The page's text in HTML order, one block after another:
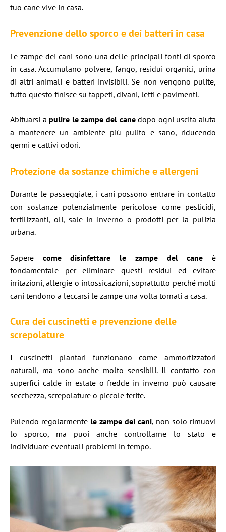
tuo cane vive in casa.
Prevenzione dello sporco e dei batteri in casa
Le zampe dei cani sono una delle principali fonti di sporco
in casa. Accumulano polvere, fango, residui organici, urina
di altri animali e batteri invisibili. Se non vengono pulite,
tutto questo finisce su tappeti, divani, letti e pavimenti.
Abituarsi apulire le zampe del canedopo ogni uscita aiuta
a mantenere un ambiente più pulito e sano, riducendo
germi e cattivi odori.
Protezione da sostanze chimiche e allergeni
Durante le passeggiate, i cani possono entrare in contatto
con sostanze potenzialmente pericolose come pesticidi,
fertilizzanti, oli, sale in inverno o prodotti per la pulizia
urbana.
Sapere come disinfettare le zampe del cane è
fondamentale per eliminare questi residui ed evitare
irritazioni, allergie o intossicazioni, soprattutto perché molti
cani tendono a leccarsi le zampe una volta tornati a casa.
Cura dei cuscinetti e prevenzione delle
screpolature
I cuscinetti plantari funzionano come ammortizzatori
naturali, ma sono anche molto sensibili. Il contatto con
superfici calde in estate o fredde in inverno può causare
secchezza, screpolature o piccole ferite.
Pulendo regolarmente le zampe dei cani, non solo rimuovi
lo sporco, ma puoi anche controllarne lo stato e
individuare eventuali problemi in tempo.